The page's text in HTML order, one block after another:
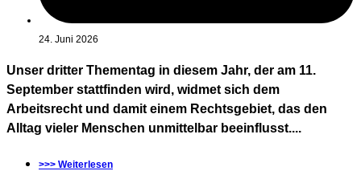
24. Juni 2026
Unser dritter Thementag in diesem Jahr, der am 11.
September stattfinden wird, widmet sich dem
Arbeitsrecht und damit einem Rechtsgebiet, das den
Alltag vieler Menschen unmittelbar beeinflusst....
>>> Weiterlesen